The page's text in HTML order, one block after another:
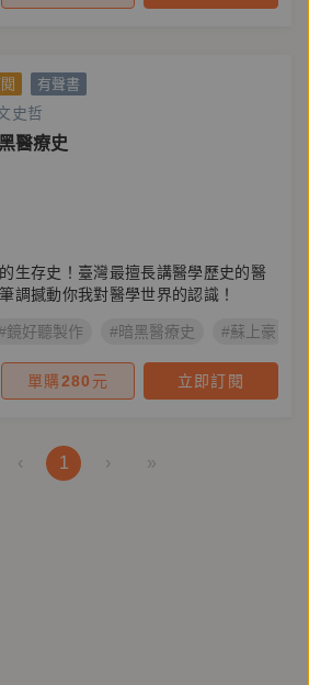
有聲書
史哲
醫療史
生存史！臺灣最擅長講醫學歷史的醫
調撼動你我對醫學世界的認識！
鏡好聽製作 #暗黑醫療史 #蘇上豪
單購280 元 立即訂閱
‹ 1 › »